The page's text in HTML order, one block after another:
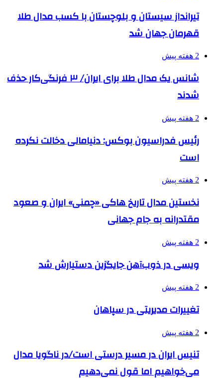
تیرانداز سیستان و بلوچستان با کسب مدال طلا
قهرمان جهان شد
2 هفته پیش
شانس یک مدال طلا برای ایران/ ۳ فرنگی‌کار حذف
شدند
2 هفته پیش
رئیس فدراسیون بوکس: دنیامالی دخالت نکرده
است
2 هفته پیش
نخستین مدال تاریخ هاکی «چمنی» ایران و صعود
مقتدرانه به جام جهانی
2 هفته پیش
ویسی در ذوب‌آهن جایگزین دستیارش شد
2 هفته پیش
تغییرات مدیریتی در سپاهان
2 هفته پیش
تنیس ایران در مسیر درستی است/در ناگویا مدال
می‌خواهیم اما قول نمی‌دهیم